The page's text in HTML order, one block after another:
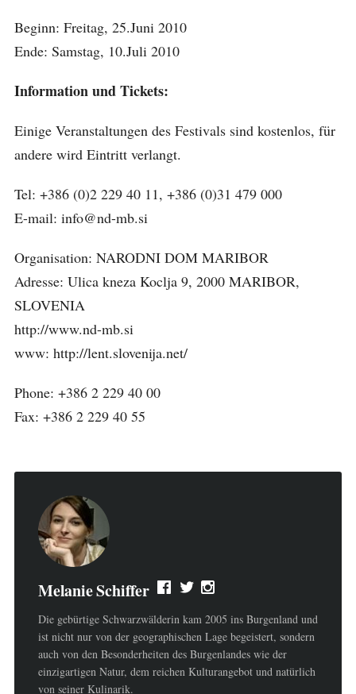
Beginn: Freitag, 25.Juni 2010
Ende: Samstag, 10.Juli 2010
Information und Tickets:
Einige Veranstaltungen des Festivals sind kostenlos, für
andere wird Eintritt verlangt.
Tel: +386 (0)2 229 40 11, +386 (0)31 479 000
E-mail: info@nd-mb.si
Organisation: NARODNI DOM MARIBOR
Adresse: Ulica kneza Koclja 9, 2000 MARIBOR,
SLOVENIA
http://www.nd-mb.si
www: http://lent.slovenija.net/
Phone: +386 2 229 40 00
Fax: +386 2 229 40 55
Melanie Schiffer
Die gebürtige Schwarzwälderin kam 2005 ins Burgenland und
ist nicht nur von der geographischen Lage begeistert, sondern
auch von den Besonderheiten des Burgenlandes wie der
einzigartigen Natur, dem reichen Kulturangebot und natürlich
von seiner Kulinarik.